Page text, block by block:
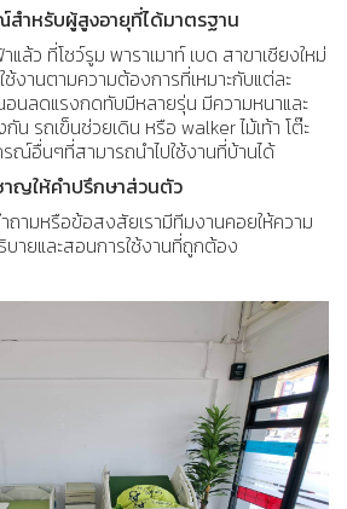
ำหรับผู้สูงอายุที่ได้มาตรฐาน
ล้ว ที่โชว์รูม พาราเมาท์ เบด สาขาเชียงใหม่
ช้งานตามความต้องการที่เหมาะกับแต่ละ
นลดแรงกดทับมีหลายรุ่น มีความหนาและ
น รถเข็นช่วยเดิน หรือ walker ไม้เท้า โต๊ะ
ณ์อื่นๆที่สามารถนำไปใช้งานที่บ้านได้
ญให้คำปรึกษาส่วนตัว
ถามหรือข้อสงสัยเรามีทีมงานคอยให้ความ
บายและสอนการใช้งานที่ถูกต้อง